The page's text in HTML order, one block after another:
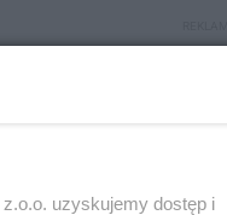
uzyskujemy dostęp i